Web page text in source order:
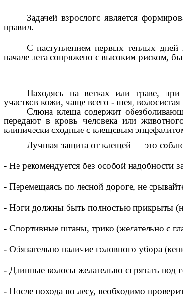
Задачей взрослого является
правил.
C наступлением первых теплых
начале лета сопряжено с высоким риском,
Находясь на ветках или траве,
участков кожи, чаще всего - шея,
Слюна клеща содержит
передают в кровь человека или
клинически сходные с клещевым
Лучшая защита от клещей — это
- Не рекомендуется без особой надобности
- Перемещаясь по лесной дороге, не
- Ноги должны быть полностью прикрыты
- Спортивные штаны, трико (желательно с
- Обязательно наличие головного убора
- Длинные волосы желательно спрятать под
- После похода по лесу, необходимо